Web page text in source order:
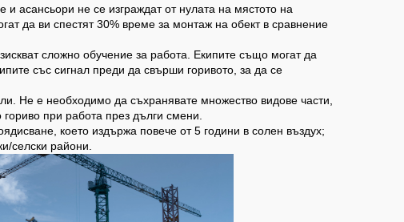
асансьори не се изграждат от нулата на мястото на
да ви спестят 30% време за монтаж на обект в сравнение
сложно обучение за работа. Екипите също могат да
със сигнал преди да свърши горивото, за да се
Не е необходимо да съхранявате множество видове части,
при работа през дълги смени.
което издържа повече от 5 години в солен въздух;
селски райони.